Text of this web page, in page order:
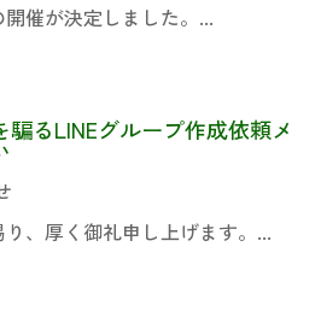
催が決定しました。...
騙るLINEグループ作成依頼メ
、厚く御礼申し上げます。...